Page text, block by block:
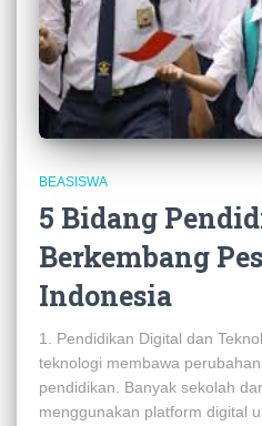
BEASISWA
5 Bidang
Berkembang
Indonesia
1. Pendidikan Digital dan
teknologi membawa
pendidikan. Banyak sekolah
menggunakan platform digital